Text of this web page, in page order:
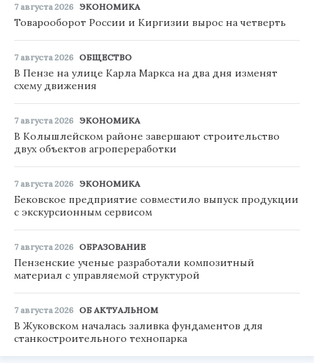
7 августа 2026 ЭКОНОМИКА
Товарооборот России и Киргизии вырос на четверть
7 августа 2026 ОБЩЕСТВО
В Пензе на улице Карла Маркса на два дня изменят
схему движения
7 августа 2026 ЭКОНОМИКА
В Колышлейском районе завершают строительство
двух объектов агропереработки
7 августа 2026 ЭКОНОМИКА
Бековское предприятие совместило выпуск продукции
с экскурсионным сервисом
7 августа 2026 ОБРАЗОВАНИЕ
Пензенские ученые разработали композитный
материал с управляемой структурой
7 августа 2026 ОБ АКТУАЛЬНОМ
В Жуковском началась заливка фундаментов для
станкостроительного технопарка